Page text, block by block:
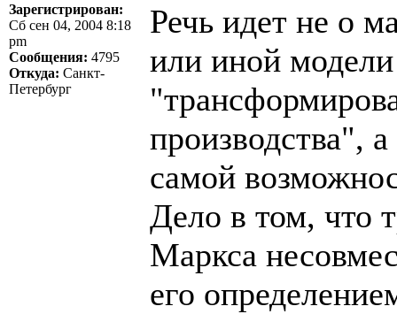
Зарегистрирован:
Сб сен 04, 2004 8:18
pm
Сообщения: 4795
Откуда: Санкт-
Петербург
Речь идет не о
или иной модели
производства", а
самой
Дело в том, что
Маркса
его